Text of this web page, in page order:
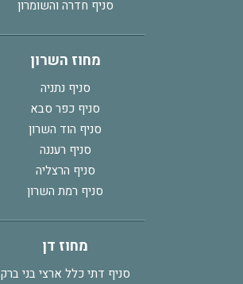
סניף חדרה והשומרון
מחוז השרון
סניף נתניה
סניף כפר סבא
סניף הוד השרון
סניף רעננה
סניף הרצליה
סניף רמת השרון
מחוז דן
סניף דתי כלל ארצי בני ברק